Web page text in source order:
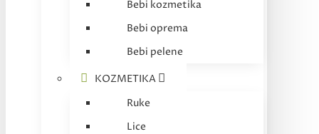
Bebi kozmetika
Bebi oprema
Bebi pelene
KOZMETIKA
Ruke
Lice